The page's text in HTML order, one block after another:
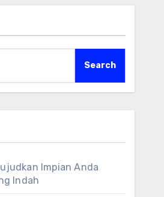
Search
Impian Anda
Indah